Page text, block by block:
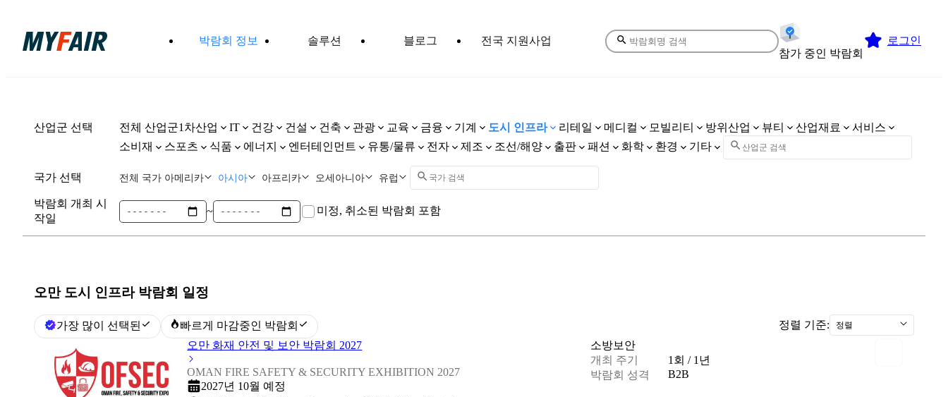
박람회 정보 솔루션 블로그
전국 지원사업
참가 중인 박람회
로그인
산업군 선택 전체 산업군1차산업 IT 건강 건설 건축 관광 교육 금융 기계 도시 인프라 리테일 메디컬 모빌리티 방위산업 뷰티 산업재료
서비스
소비재
스포츠 식품 에너지 엔터테인먼트 유통/물류 전자 제조 조선/해양 출판 패션 화학 환경 기타
국가 선택 전체 국가 아메리카 아시아 아프리카 오세아니아 유럽
박람회 개최 시
작일
~ 미정, 취소된 박람회 포함
오만 도시 인프라박람회 일정
가장 많이 선택된 빠르게 마감중인 박람회 정렬 기준: 정렬
오만 화재 안전 및 보안 박람회 2027
OMAN FIRE SAFETY & SECURITY EXHIBITION 2027
2027년 10월 예정
소방보안
개최 주기
1회 / 1년
박람회 성격
B2B